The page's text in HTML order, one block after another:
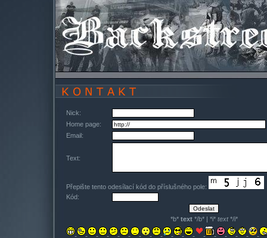
Nick:
Home page:
Email:
Text:
Přepište tento odesílací kód do příslušného pole:
Kód:
*b* text*/b* | *i* text*/i*